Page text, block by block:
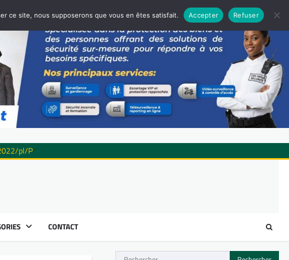
pl/P
CONTACT
Rechercher :
ce site, nous supposerons que vous en êtes satisfait. Accepter Refuser